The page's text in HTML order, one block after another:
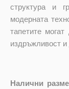
структура и
модерната
тапетите
издръжливост и
Налични